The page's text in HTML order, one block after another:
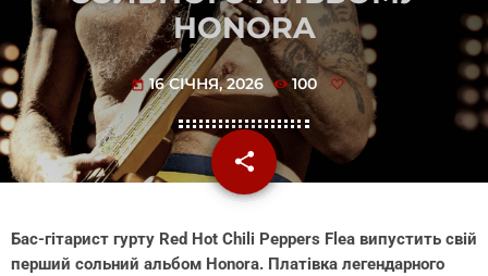
HONORA
today 16 СІЧНЯ, 2026 100
share
email
Бас-гітарист гурту Red Hot Chili Peppers Flea випустить свій
перший сольний альбом Honora. Платівка легендарного